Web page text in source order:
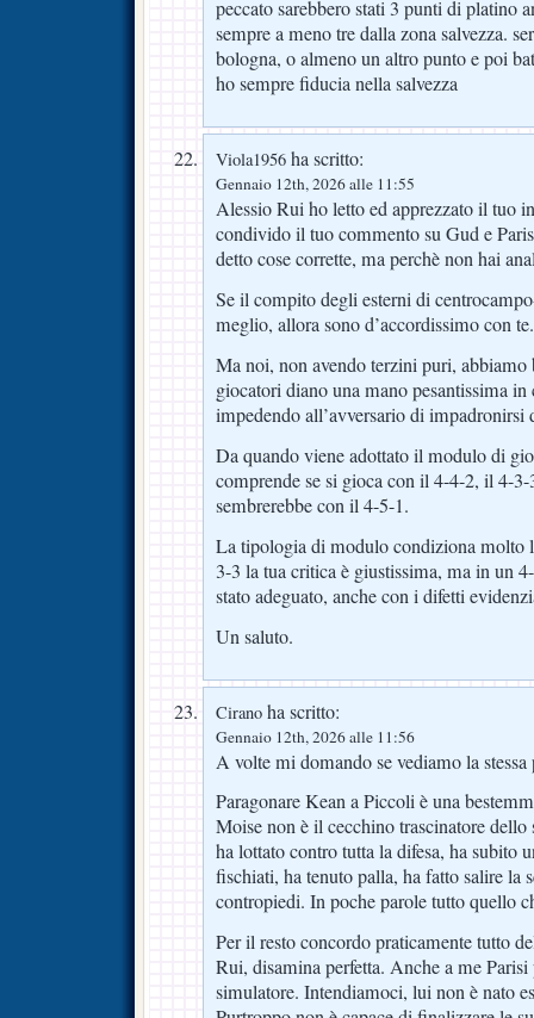
peccato sarebbero stati 3 punti di platino
sempre a meno tre dalla zona salvezza.
bologna, o almeno un altro punto e poi
ho sempre fiducia nella salvezza
Viola1956 ha scritto:
Gennaio 12th, 2026 alle 11:55
Alessio Rui ho letto ed apprezzato il tuo
condivido il tuo commento su Gud e
detto cose corrette, ma perchè non hai
Se il compito degli esterni di
meglio, allora sono d’accordissimo con te.
Ma noi, non avendo terzini puri, abbiamo
giocatori diano una mano pesantissima in
impedendo all’avversario di impadronirsi
Da quando viene adottato il modulo di
comprende se si gioca con il 4-4-2, il 4-
sembrerebbe con il 4-5-1.
La tipologia di modulo condiziona molto
3-3 la tua critica è giustissima, ma in un
stato adeguato, anche con i difetti
Un saluto.
Cirano ha scritto:
Gennaio 12th, 2026 alle 11:56
A volte mi domando se vediamo la stessa
Paragonare Kean a Piccoli è una
Moise non è il cecchino trascinatore
ha lottato contro tutta la difesa, ha subito
fischiati, ha tenuto palla, ha fatto salire la
contropiedi. In poche parole tutto quello
Per il resto concordo praticamente tutto
Rui, disamina perfetta. Anche a me
simulatore. Intendiamoci, lui non è nato